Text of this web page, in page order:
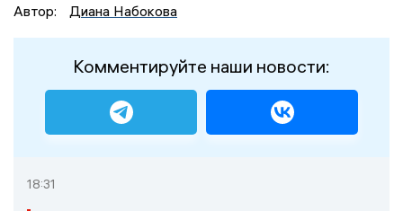
Автор:
Диана Набокова
Комментируйте наши новости:
18:31